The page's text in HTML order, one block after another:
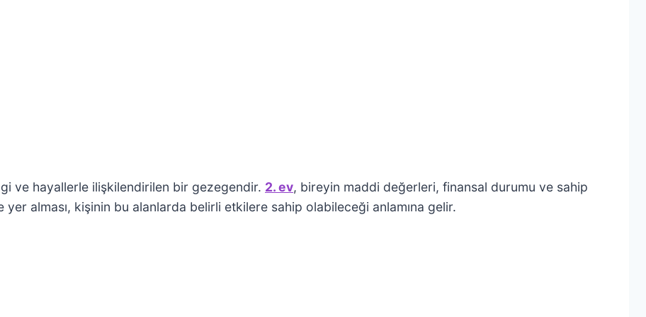
ve hayallerle ilişkilendirilen bir gezegendir. 2. ev, bireyin maddi değerleri, finansal durumu ve sahip
alması, kişinin bu alanlarda belirli etkilere sahip olabileceği anlamına gelir.